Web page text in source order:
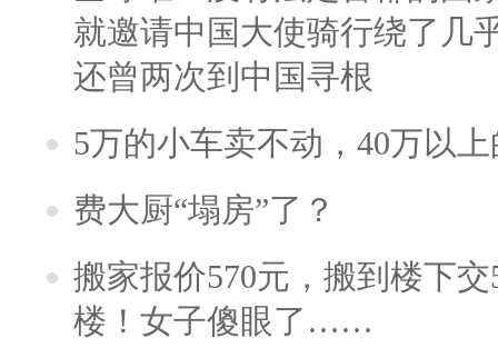
就邀请中国大使骑行绕了几
还曾两次到中国寻根
5万的小车卖不动，40万以
费大厨“塌房”了？
搬家报价570元，搬到楼下
楼！女子傻眼了……